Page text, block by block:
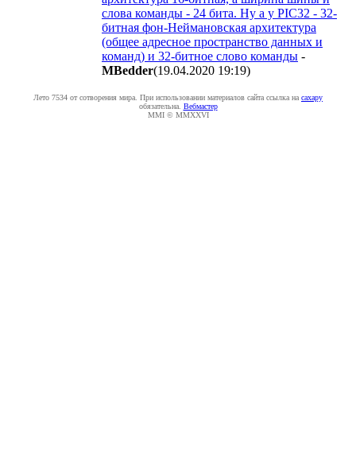
слова команды - 24 бита. Ну а у PIC32 - 32-
битная фон-Неймановская архитектура
(общее адресное пространство данных и
команд) и 32-битное слово команды -
MBedder(19.04.2020 19:19)
Лето 7534 от сотворения мира. При использовании материалов сайта ссылка на caxapу
обязательна. Вебмастер
MMI © MMXXVI